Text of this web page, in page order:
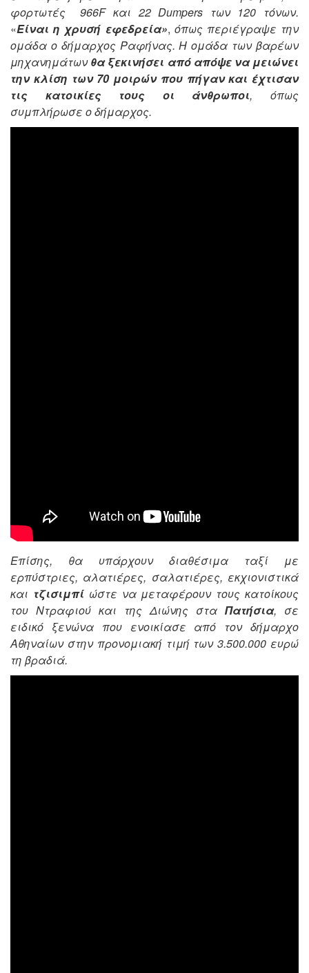
φορτωτές 966F και 22 Dumpers των 120 τόνων.
«Είναι η χρυσή εφεδρεία», όπως περιέγραψε την
ομάδα ο δήμαρχος Ραφήνας. Η ομάδα των βαρέων
μηχανημάτωνθα ξεκινήσει από απόψε να μειώνει
την κλίση των 70 μοιρών που πήγαν και έχτισαν
τις κατοικίες τους οι άνθρωποι, όπως
συμπλήρωσε ο δήμαρχος.
Επίσης, θα υπάρχουν διαθέσιμα ταξί με
ερπύστριες, αλατιέρες, σαλατιέρες, εκχιονιστικά
και τζισιμπίώστε να μεταφέρουν τους κατοίκους
του Ντραφιού και της Διώνης στα Πατήσια, σε
ειδικό ξενώνα που ενοικίασε από τον δήμαρχο
Αθηναίων στην προνομιακή τιμή των 3.500.000 ευρώ
τη βραδιά.